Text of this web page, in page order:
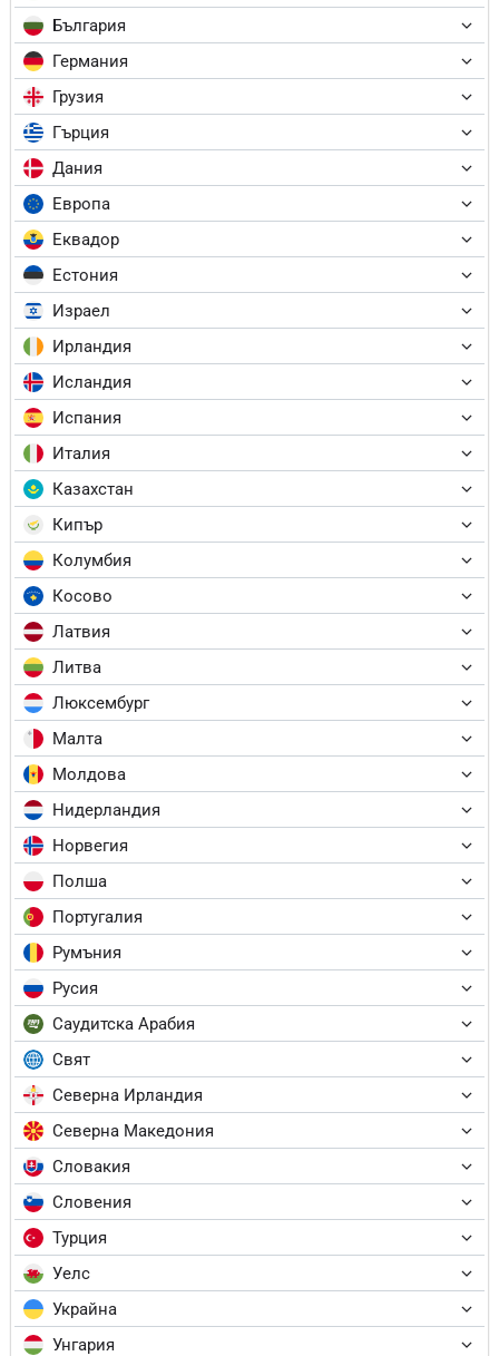
България
Германия
Грузия
Гърция
Дания
Европа
Еквадор
Естония
Израел
Ирландия
Исландия
Испания
Италия
Казахстан
Кипър
Колумбия
Косово
Латвия
Литва
Люксембург
Малта
Молдова
Нидерландия
Норвегия
Полша
Португалия
Румъния
Русия
Саудитска Арабия
Свят
Северна Ирландия
Северна Македония
Словакия
Словения
Турция
Уелс
Украйна
Унгария